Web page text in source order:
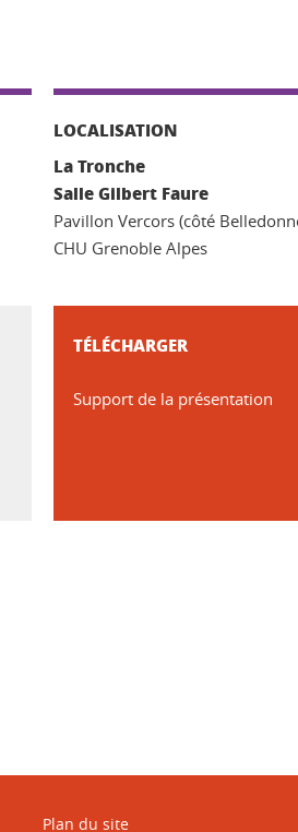
LOCALISATION
La Tronche
Salle Gilbert Faure
Pavillon Vercors (côté
CHU Grenoble Alpes
TÉLÉCHARGER
Support de la présentation
Plan du site